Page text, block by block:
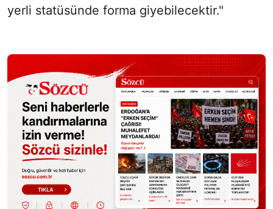
yerli statüsünde forma giyebilecektir."